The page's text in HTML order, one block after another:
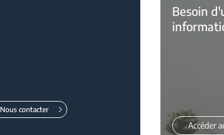
Nous contacter
Besoin
Accéder